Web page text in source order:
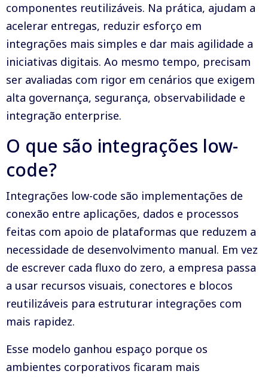
componentes reutilizáveis. Na prática, ajudam a
acelerar entregas, reduzir esforço em
integrações mais simples e dar mais agilidade a
iniciativas digitais. Ao mesmo tempo, precisam
ser avaliadas com rigor em cenários que exigem
alta governança, segurança, observabilidade e
integração enterprise.
O que são integrações low-
code?
Integrações low-code são implementações de
conexão entre aplicações, dados e processos
feitas com apoio de plataformas que reduzem a
necessidade de desenvolvimento manual. Em vez
de escrever cada fluxo do zero, a empresa passa
a usar recursos visuais, conectores e blocos
reutilizáveis para estruturar integrações com
mais rapidez.
Esse modelo ganhou espaço porque os
ambientes corporativos ficaram mais